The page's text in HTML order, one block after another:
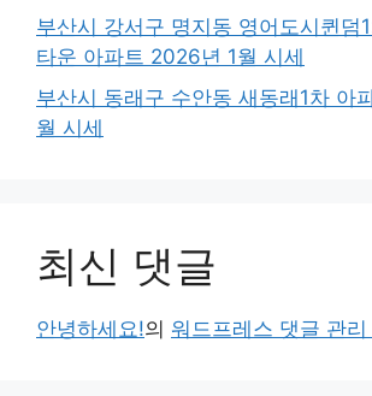
부산시 강서구 명지동 영어도시퀸덤
타운 아파트 2026년 1월 시세
부산시 동래구 수안동 새동래1차 아
월 시세
최신 댓글
안녕하세요!의 워드프레스 댓글 관리